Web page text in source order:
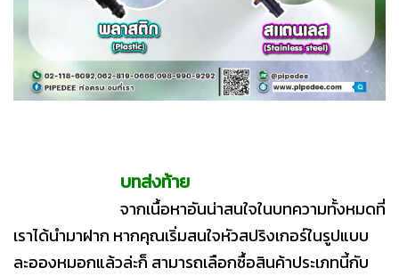
บทส่งท้าย
จากเนื้อหาอันน่าสนใจในบทความทั้งหมดที่
เราได้นำมาฝาก หากคุณเริ่มสนใจหัวสปริงเกอร์ในรูปแบบ
ละอองหมอกแล้วล่ะก็ สามารถเลือกซื้อสินค้าประเภทนี้กับ